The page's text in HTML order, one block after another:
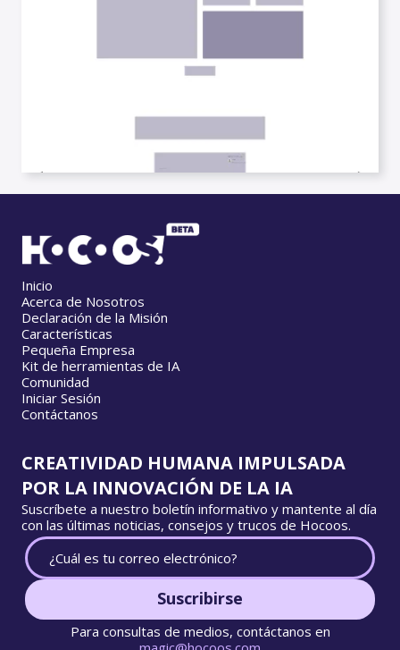
Inicio
Acerca de Nosotros
Declaración de la Misión
Características
Pequeña Empresa
Kit de herramientas de IA
Comunidad
Iniciar Sesión
Contáctanos
CREATIVIDAD HUMANA IMPULSADA
POR LA INNOVACIÓN DE LA IA
Suscríbete a nuestro boletín informativo y mantente al día
con las últimas noticias, consejos y trucos de Hocoos.
Suscribirse
Para consultas de medios, contáctanos en